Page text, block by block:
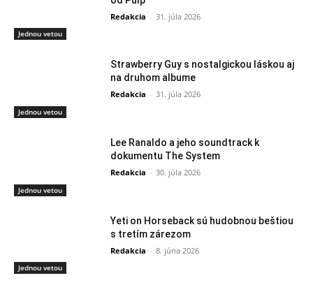
Jednou vetou
Redakcia - 31. júla 2026
Jednou vetou
Strawberry Guy s nostalgickou láskou aj
na druhom albume
Redakcia - 31. júla 2026
Jednou vetou
Lee Ranaldo a jeho soundtrack k
dokumentu The System
Redakcia - 30. júla 2026
Jednou vetou
Yeti on Horseback sú hudobnou beštiou
s tretím zárezom
Redakcia - 8. júna 2026